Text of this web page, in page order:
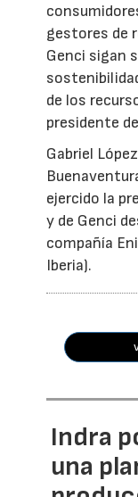
gestores de
Genci sigan
de los
presidente
Gabriel
ejercido la
y de Genci
compañía
Iberia).
Indra
una